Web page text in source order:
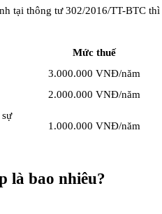
tại thông tư 302/2016/TT-BTC thì
Mức thuế
3.000.000 VNĐ/năm
2.000.000 VNĐ/năm
1.000.000 VNĐ/năm
là bao nhiêu?